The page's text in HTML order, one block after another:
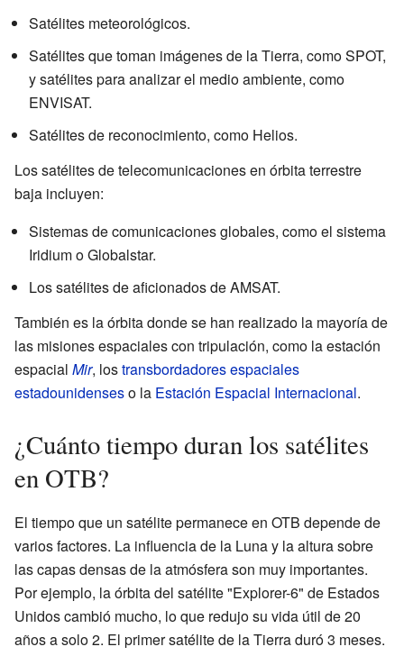
Satélites meteorológicos.
Satélites que toman imágenes de la Tierra, como SPOT,
y satélites para analizar el medio ambiente, como
ENVISAT.
Satélites de reconocimiento, como Helios.
Los satélites de telecomunicaciones en órbita terrestre
baja incluyen:
Sistemas de comunicaciones globales, como el sistema
Iridium o Globalstar.
Los satélites de aficionados de AMSAT.
También es la órbita donde se han realizado la mayoría de
las misiones espaciales con tripulación, como la estación
espacial Mir, lostransbordadores espaciales
estadounidenseso la Estación Espacial Internacional.
¿Cuánto tiempo duran los satélites
en OTB?
El tiempo que un satélite permanece en OTB depende de
varios factores. La influencia de la Luna y la altura sobre
las capas densas de la atmósfera son muy importantes.
Por ejemplo, la órbita del satélite "Explorer-6" de Estados
Unidos cambió mucho, lo que redujo su vida útil de 20
años a solo 2. El primer satélite de la Tierra duró 3 meses.